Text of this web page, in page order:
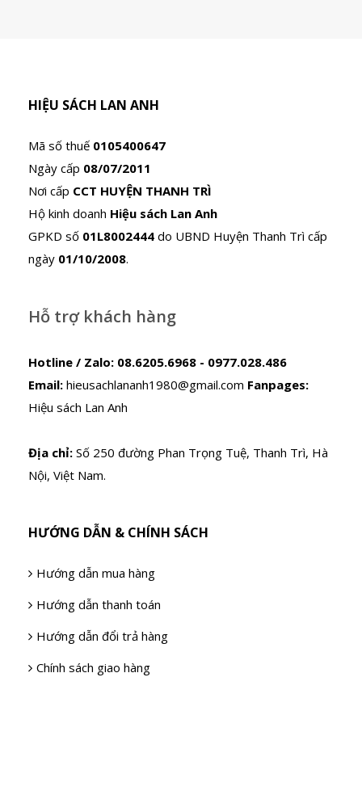
HIỆU SÁCH LAN ANH
Mã số thuế 0105400647
Ngày cấp 08/07/2011
Nơi cấp CCT HUYỆN THANH TRÌ
Hộ kinh doanh Hiệu sách Lan Anh
GPKD số 01L8002444 do UBND Huyện Thanh Trì cấp
ngày 01/10/2008.
Hỗ trợ khách hàng
Hotline / Zalo: 08.6205.6968 - 0977.028.486
Email: hieusachlananh1980@gmail.com Fanpages:
Hiệu sách Lan Anh
Địa chỉ: Số 250 đường Phan Trọng Tuệ, Thanh Trì, Hà
Nội, Việt Nam.
HƯỚNG DẪN & CHÍNH SÁCH
Hướng dẫn mua hàng
Hướng dẫn thanh toán
Hướng dẫn đổi trả hàng
Chính sách giao hàng